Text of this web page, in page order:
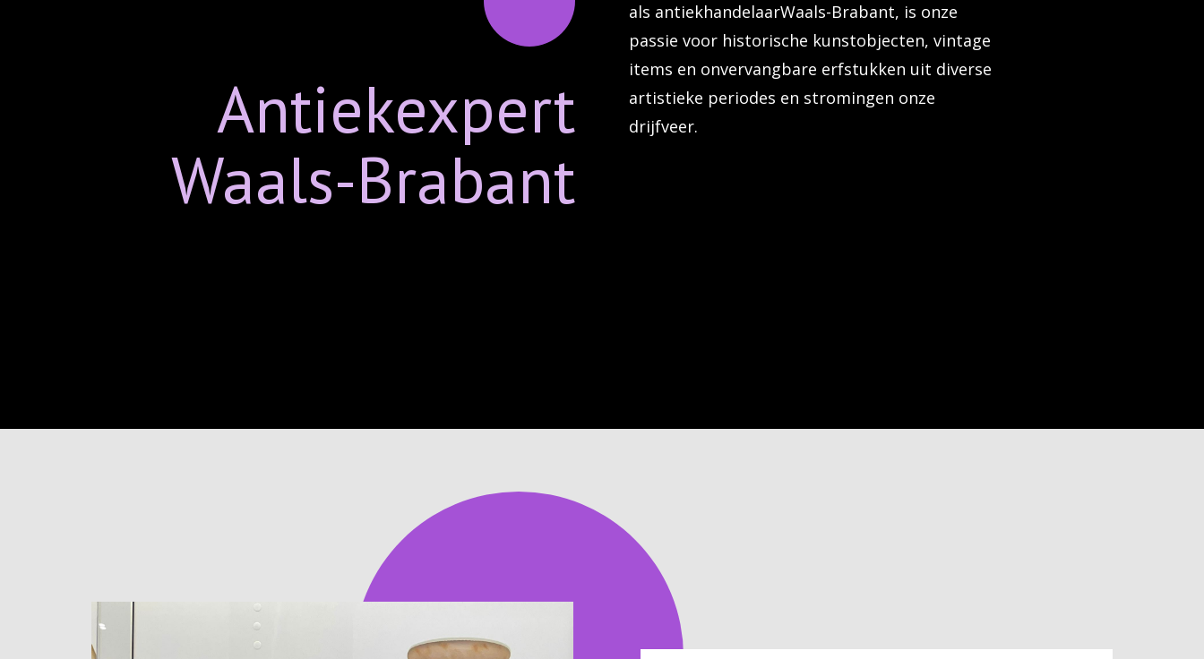
Antiekexpert
Waals-Brabant
als antiekhandelaarWaals-Brabant, is onze
passie voor historische kunstobjecten, vintage
items en onvervangbare erfstukken uit diverse
artistieke periodes en stromingen onze
drijfveer.